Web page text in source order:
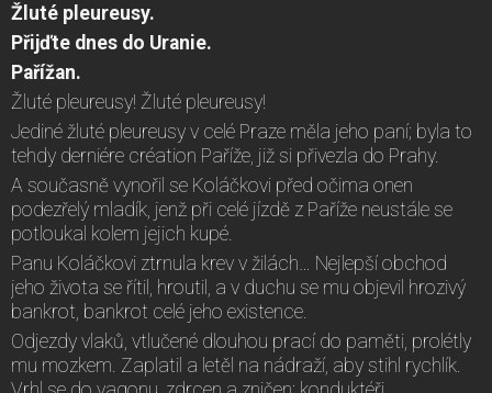
Žluté pleureusy.
Přijďte dnes do Uranie.
Pařížan.
Žluté pleureusy! Žluté pleureusy!
Jediné žluté pleureusy v celé Praze měla jeho paní; byla to
tehdy derniére création Paříže, již si přivezla do Prahy.
A současně vynořil se Koláčkovi před očima onen
podezřelý mladík, jenž při celé jízdě z Paříže neustále se
potloukal kolem jejich kupé.
Panu Koláčkovi ztrnula krev v žilách… Nejlepší obchod
jeho života se řítil, hroutil, a v duchu se mu objevil hrozivý
bankrot, bankrot celé jeho existence.
Odjezdy vlaků, vtlučené dlouhou prací do paměti, prolétly
mu mozkem. Zaplatil a letěl na nádraží, aby stihl rychlík.